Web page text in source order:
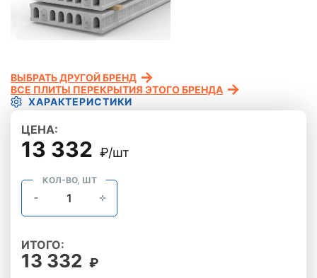
ХАРАКТЕРИСТИКИ
ВЫБРАТЬ ДРУГОЙ БРЕНД
ВСЕ ПЛИТЫ ПЕРЕКРЫТИЯ ЭТОГО БРЕНДА
ЦЕНА:
13 332 ₽/шт
КОЛ-ВО, ШТ
ИТОГО:
13 332 ₽